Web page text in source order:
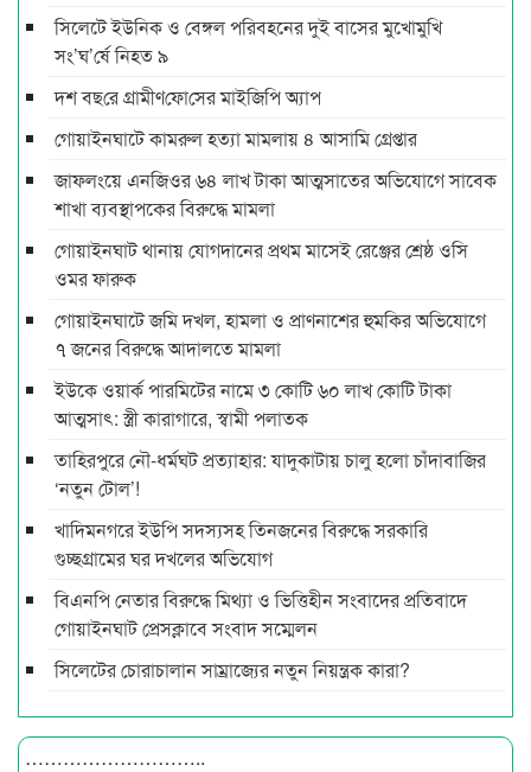
সিলেটে ইউনিক ও বেঙ্গল পরিবহনের দুই বাসের মুখোমুখি
সং’ঘ’র্ষে নিহত ৯
দশ বছ‌রে গ্রামীণ‌ফো‌সের মাইজিপি অ্যাপ
গোয়াইনঘাটে কামরুল হত্যা মামলায় ৪ আসামি গ্রেপ্তার
জাফলংয়ে এনজিওর ৬৪ লাখ টাকা আত্মসাতের অভিযোগে সাবেক
শাখা ব্যবস্থাপকের বিরুদ্ধে মামলা
গোয়াইনঘাট থানায় যোগদানের প্রথম মাসেই রেঞ্জের শ্রেষ্ঠ ওসি
ওমর ফারুক
গোয়াইনঘাটে জমি দখল, হামলা ও প্রাণনাশের হুমকির অভিযোগে
৭ জনের বিরুদ্ধে আদালতে মামলা
ইউকে ওয়ার্ক পারমিটের নামে ৩ কোটি ৬০ লাখ কোটি টাকা
আত্মসাৎ: স্ত্রী কারাগারে, স্বামী পলাতক
তাহিরপুরে নৌ-ধর্মঘট প্রত্যাহার: যাদুকাটায় চালু হলো চাঁদাবাজির
‘নতুন টোল’!
খাদিমনগরে ইউপি সদস্যসহ তিনজনের বিরুদ্ধে সরকারি
গুচ্ছগ্রামের ঘর দখলের অভিযোগ
বিএনপি নেতার বিরুদ্ধে মিথ্যা ও ভিত্তিহীন সংবাদের প্রতিবাদে
গোয়াইনঘাট প্রেসক্লাবে সংবাদ সম্মেলন
সিলেটের চোরাচালান সাম্রাজ্যের নতুন নিয়ন্ত্রক কারা?
………………………..